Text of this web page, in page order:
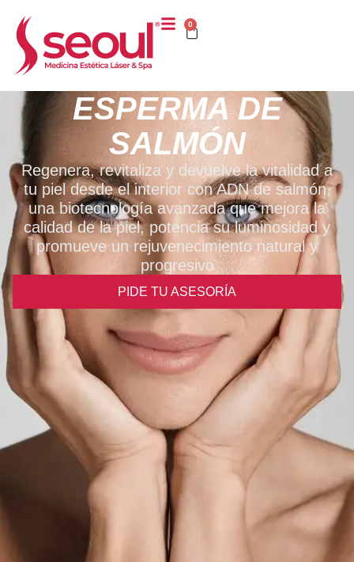
0
ESPERMA DE
SALMÓN
Regenera, revitaliza y devuelve la vitalidad a
tu piel desde el interior con ADN de salmón,
una biotecnología avanzada que mejora la
calidad de la piel, potencia su luminosidad y
promueve un rejuvenecimiento natural y
progresivo
PIDE TU ASESORÍA